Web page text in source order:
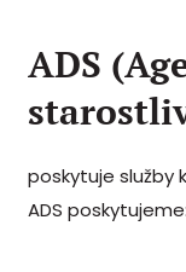
ADS
poskytuje služby
ADS poskytujeme: